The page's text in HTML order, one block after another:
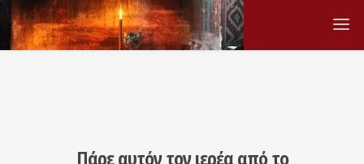
Πάρε αυτόν τον ιερέα από το